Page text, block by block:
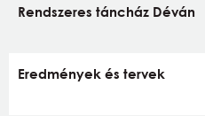
Rendszeres táncház Déván
Eredmények és tervek